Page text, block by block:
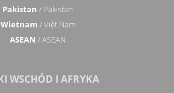
Pakistan / Pākistān
Wietnam / Việt Nam
ASEAN / ASEAN
WSCHÓD I AFRYKA